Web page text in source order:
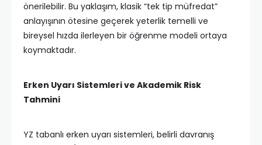
önerilebilir. Bu yaklaşım, klasik “tek tip müfredat”
anlayışının ötesine geçerek yeterlik temelli ve
bireysel hızda ilerleyen bir öğrenme modeli ortaya
koymaktadır.
Erken Uyarı Sistemleri ve Akademik Risk
Tahmini
YZ tabanlı erken uyarı sistemleri, belirli davranış